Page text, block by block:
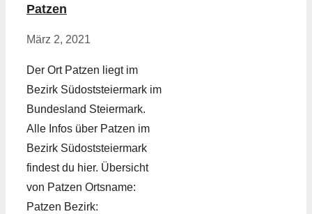
Patzen
März 2, 2021
Der Ort Patzen liegt im
Bezirk Südoststeiermark im
Bundesland Steiermark.
Alle Infos über Patzen im
Bezirk Südoststeiermark
findest du hier. Übersicht
von Patzen Ortsname:
Patzen Bezirk: